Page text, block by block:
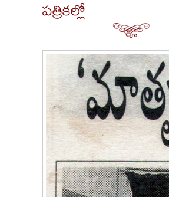
పత్రికల్లో